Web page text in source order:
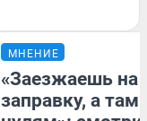
МНЕНИЕ
«Заезжаешь на
заправку, а там